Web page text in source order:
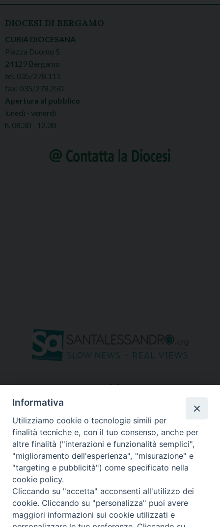
DIOCESI DI BERGAMO
CURIA DIOCESANA
Piazza Duomo 5
24129 Bergamo
tel. 035/278.111
fax: 035/278.250
Apertura al pubblico
lunedì - venerdì
h. 08.30 - 12.30
seguici su
Informativa
Utilizziamo cookie o tecnologie simili per
finalità tecniche e, con il tuo consenso, anche per
altre finalità ("interazioni e funzionalità semplici",
"miglioramento dell'esperienza", "misurazione" e
"targeting e pubblicità") come specificato nella
cookie policy.
Cliccando su "accetta" acconsenti all'utilizzo dei
cookie. Cliccando su "personalizza" puoi avere
maggiori informazioni sui cookie utilizzati e